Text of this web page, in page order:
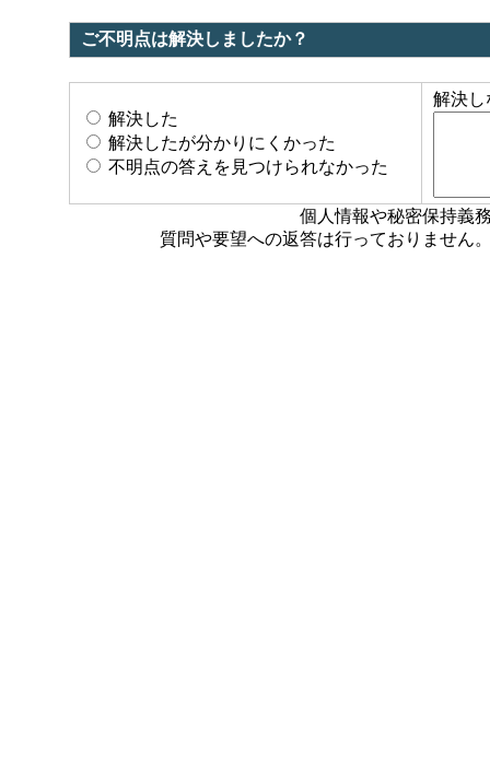
ご不明点は解決しましたか？
解決した
解決したが分かりにくかった
不明点の答えを見つけられなかった
解決し
個人情報や秘密保持義
質問や要望への返答は行っておりません